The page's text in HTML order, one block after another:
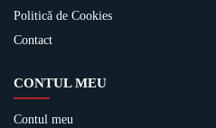
Politică de Cookies
Contact
CONTUL MEU
Contul meu